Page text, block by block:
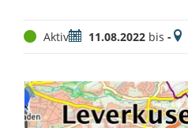
StatusAktivZeitraum
11.08.2022bis -